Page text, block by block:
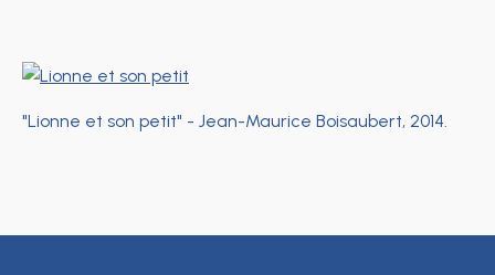
"Lionne et son petit" - Jean-Maurice Boisaubert, 2014.